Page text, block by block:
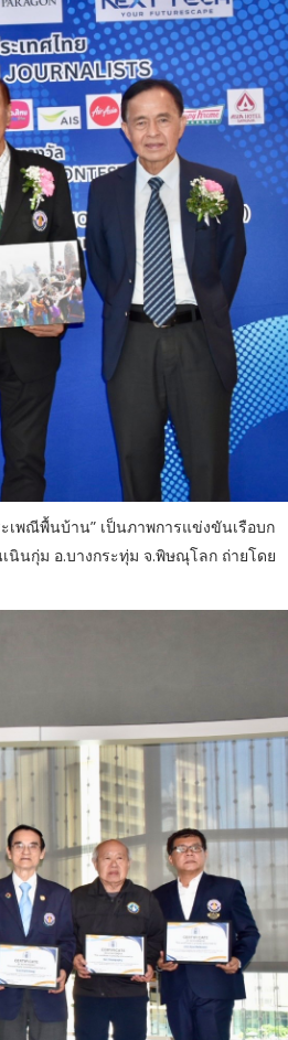
เพณีพื้นบ้าน” เป็นภาพการแข่งขันเรือบก
นินกุ่ม อ.บางกระทุ่ม จ.พิษณุโลก ถ่ายโดย